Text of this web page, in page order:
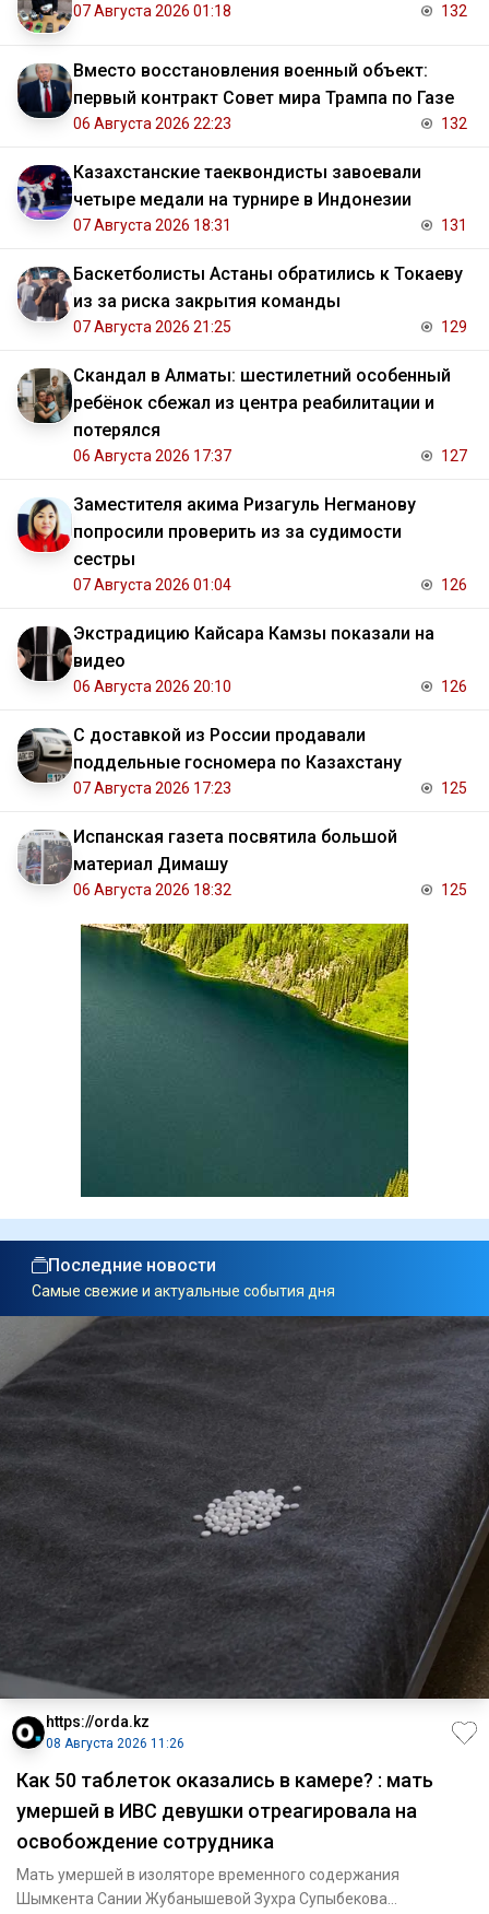
07 Августа 2026 01:18 132
Вместо восстановления военный объект:
первый контракт Совет мира Трампа по Газе
06 Августа 2026 22:23 132
Казахстанские таеквондисты завоевали
четыре медали на турнире в Индонезии
07 Августа 2026 18:31 131
Баскетболисты Астаны обратились к Токаеву
из за риска закрытия команды
07 Августа 2026 21:25 129
Скандал в Алматы: шестилетний особенный
ребёнок сбежал из центра реабилитации и
потерялся
06 Августа 2026 17:37 127
Заместителя акима Ризагуль Негманову
попросили проверить из за судимости
сестры
07 Августа 2026 01:04 126
Экстрадицию Кайсара Камзы показали на
видео
06 Августа 2026 20:10 126
С доставкой из России продавали
поддельные госномера по Казахстану
07 Августа 2026 17:23 125
Испанская газета посвятила большой
материал Димашу
06 Августа 2026 18:32 125
Последние новости
Самые свежие и актуальные события дня
https://orda.kz
08 Августа 2026 11:26
Как 50 таблеток оказались в камере? : мать
умершей в ИВС девушки отреагировала на
освобождение сотрудника
Мать умершей в изоляторе временного содержания
Шымкента Сании Жубанышевой Зухра Супыбекова